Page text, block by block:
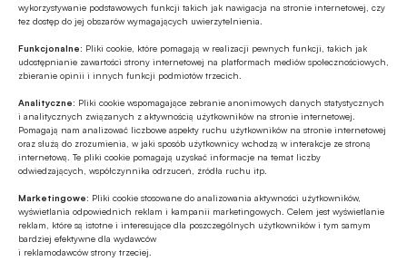
wykorzystywanie podstawowych funkcji takich jak nawigacja na stronie internetowej, czy
tez dostęp do jej obszarów wymagających uwierzytelnienia.
Funkcjonalne: Pliki cookie, które pomagają w realizacji pewnych funkcji, takich jak
udostępnianie zawartości strony internetowej na platformach mediów społecznościowych,
zbieranie opinii i innych funkcji podmiotów trzecich.
Analityczne: Pliki cookie wspomagające zebranie anonimowych danych statystycznych
i analitycznych związanych z aktywnością użytkowników na stronie internetowej.
Pomagają nam analizować liczbowe aspekty ruchu użytkowników na stronie internetowej
oraz służą do zrozumienia, w jaki sposób użytkownicy wchodzą w interakcje ze stroną
internetową. Te pliki cookie pomagają uzyskać informacje na temat liczby
odwiedzających, współczynnika odrzuceń, źródła ruchu itp.
Marketingowe: Pliki cookie stosowane do analizowania aktywności użytkowników,
wyświetlania odpowiednich reklam i kampanii marketingowych. Celem jest wyświetlanie
reklam, które są istotne i interesujące dla poszczególnych użytkowników i tym samym
bardziej efektywne dla wydawców
i reklamodawców strony trzeciej.
Tagi
Biogazownie Ceny prądu
Elektrownie wiatrowe Energetyka wiatrowa
Energia wiatrowa Farmy wiatrowe gminy
Nowelizacja ustawy
Odnawialne źródła energii / OZE